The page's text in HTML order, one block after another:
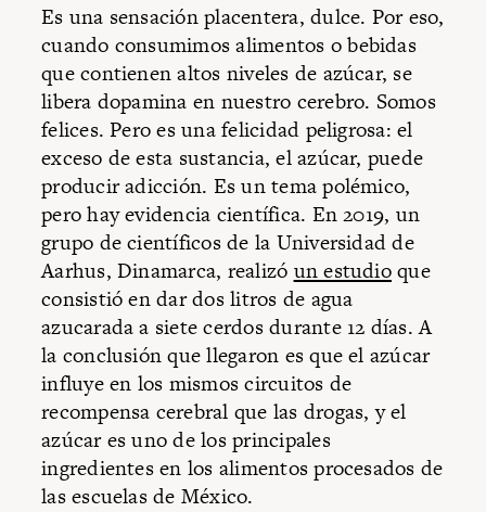
Es una sensación placentera, dulce. Por eso,
cuando consumimos alimentos o bebidas
que contienen altos niveles de azúcar, se
libera dopamina en nuestro cerebro. Somos
felices. Pero es una felicidad peligrosa: el
exceso de esta sustancia, el azúcar, puede
producir adicción. Es un tema polémico,
pero hay evidencia científica. En 2019, un
grupo de científicos de la Universidad de
Aarhus, Dinamarca, realizó un estudioque
consistió en dar dos litros de agua
azucarada a siete cerdos durante 12 días. A
la conclusión que llegaron es que el azúcar
influye en los mismos circuitos de
recompensa cerebral que las drogas, y el
azúcar es uno de los principales
ingredientes en los alimentos procesados de
las escuelas de México.